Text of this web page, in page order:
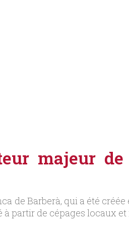
majeur de
de Barberà, qui a été créée
à partir de cépages locaux